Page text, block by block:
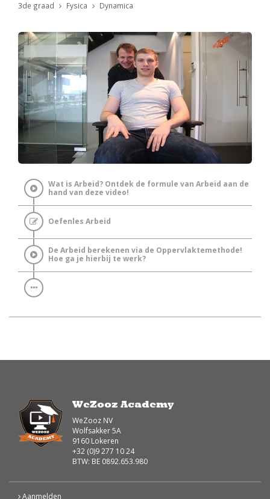
3de graad Fysica Dynamica
Wat is Arbeid? Ontdek de formule van Arbeid aan de
hand van deze video!
Oefenles Arbeid
De Arbeid berekenen via de Oppervlaktemethode!
Hoe ga je hierbij te werk?
WeZooz Academy
WeZooz NV
Wolfsakker 5A
9160 Lokeren
+32 (0)9 277 10 24
BTW: BE 0892.653.980
Aanmelden